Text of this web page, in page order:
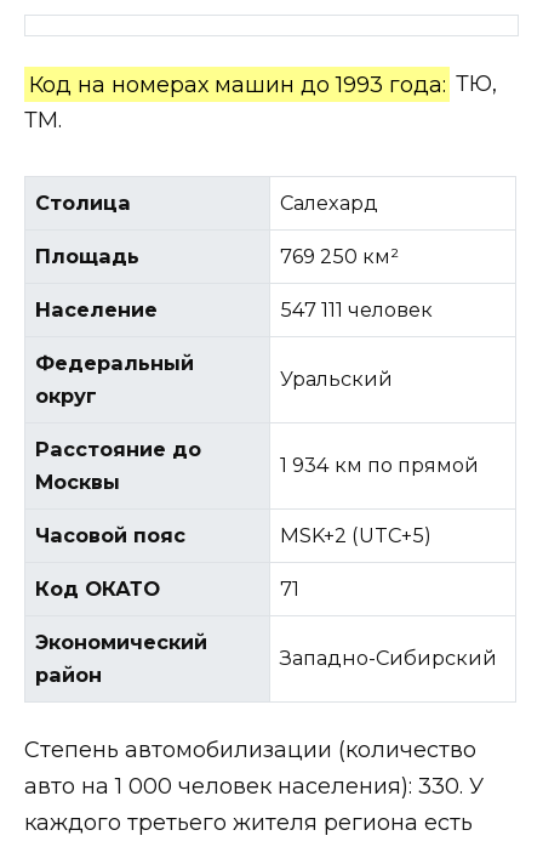
Код на номерах машин до 1993 года: ТЮ,
ТМ.
Столица Салехард
Площадь 769 250 км²
Население 547 111 человек
Федеральный
округ
Уральский
Расстояние до
Москвы
1 934 км по прямой
Часовой пояс MSK+2 (UTC+5)
Код ОКАТО 71
Экономический
район
Западно-Сибирский
Степень автомобилизации (количество
авто на 1 000 человек населения): 330. У
каждого третьего жителя региона есть